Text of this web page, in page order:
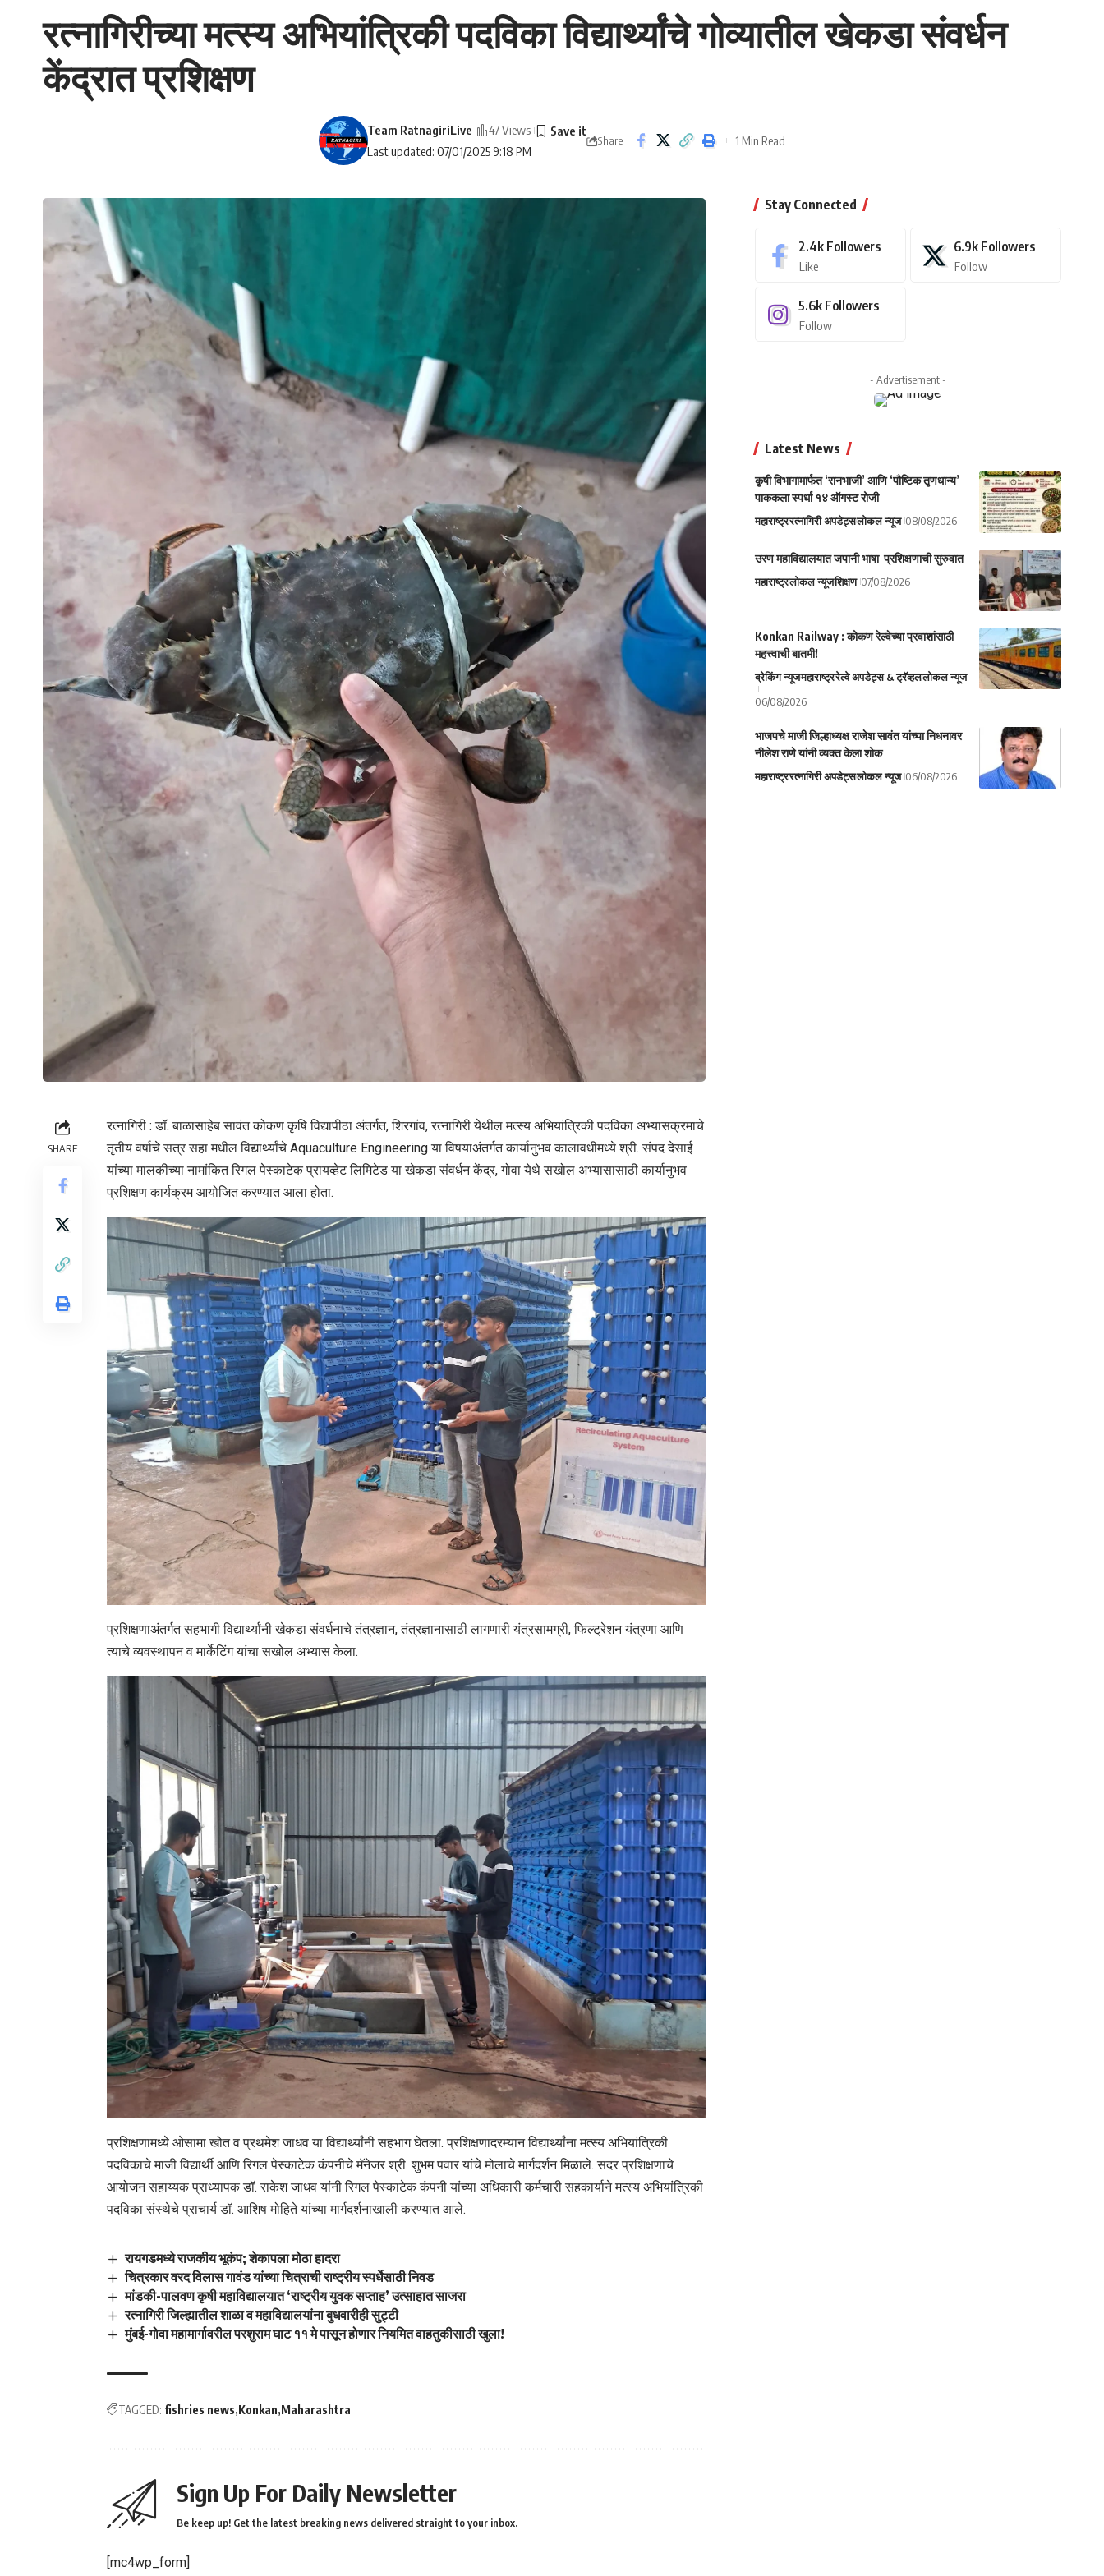
रत्नागिरीच्या मत्स्य अभियांत्रिकी पदविका विद्यार्थ्यांचे गोव्यातील खेकडा संवर्धन
केंद्रात प्रशिक्षण
Last updated: 07/01/2025 9:18 PM
Team RatnagiriLive 47 Views
Share 1 Min Read
SHARE
रत्नागिरी : डॉ. बाळासाहेब सावंत कोकण कृषि विद्यापीठा अंतर्गत, शिरगांव, रत्नागिरी येथील मत्स्य अभियांत्रिकी पदविका अभ्यासक्रमाचे
तृतीय वर्षाचे सत्र सहा मधील विद्यार्थ्यांचे Aquaculture Engineering या विषयाअंतर्गत कार्यानुभव कालावधीमध्ये श्री. संपद देसाई
यांच्या मालकीच्या नामांकित रिगल पेस्काटेक प्रायव्हेट लिमिटेड या खेकडा संवर्धन केंद्र, गोवा येथे सखोल अभ्यासासाठी कार्यानुभव
प्रशिक्षण कार्यक्रम आयोजित करण्यात आला होता.
प्रशिक्षणाअंतर्गत सहभागी विद्यार्थ्यांनी खेकडा संवर्धनाचे तंत्रज्ञान, तंत्रज्ञानासाठी लागणारी यंत्रसामग्री, फिल्ट्रेशन यंत्रणा आणि
त्याचे व्यवस्थापन व मार्केटिंग यांचा सखोल अभ्यास केला.
प्रशिक्षणामध्ये ओसामा खोत व प्रथमेश जाधव या विद्यार्थ्यांनी सहभाग घेतला. प्रशिक्षणादरम्यान विद्यार्थ्यांना मत्स्य अभियांत्रिकी
पदविकाचे माजी विद्यार्थी आणि रिगल पेस्काटेक कंपनीचे मॅनेजर श्री. शुभम पवार यांचे मोलाचे मार्गदर्शन मिळाले. सदर प्रशिक्षणाचे
आयोजन सहाय्यक प्राध्यापक डॉ. राकेश जाधव यांनी रिगल पेस्काटेक कंपनी यांच्या अधिकारी कर्मचारी सहकार्याने मत्स्य अभियांत्रिकी
पदविका संस्थेचे प्राचार्य डॉ. आशिष मोहिते यांच्या मार्गदर्शनाखाली करण्यात आले.
रायगडमध्ये राजकीय भूकंप; शेकापला मोठा हादरा
चित्रकार वरद विलास गावंड यांच्या चित्राची राष्ट्रीय स्पर्धेसाठी निवड
मांडकी-पालवण कृषी महाविद्यालयात ‘राष्ट्रीय युवक सप्ताह’ उत्साहात साजरा
रत्नागिरी जिल्ह्यातील शाळा व महाविद्यालयांना बुधवारीही सुट्टी
मुंबई-गोवा महामार्गावरील परशुराम घाट ११ मे पासून होणार नियमित वाहतुकीसाठी खुला!
TAGGED: fishries news Konkan Maharashtra
Sign Up For Daily Newsletter
Be keep up! Get the latest breaking news delivered straight to your inbox.
[mc4wp_form]
Stay Connected
2.4k Followers
Like
6.9k Followers
Follow
5.6k Followers
Follow
- Advertisement -
Latest News
कृषी विभागामार्फत ‘रानभाजी’ आणि ‘पौष्टिक तृणधान्य’
पाककला स्पर्धा १४ ऑगस्ट रोजी
महाराष्ट्ररत्नागिरी अपडेट्सलोकल न्यूज 08/08/2026
उरण महाविद्यालयात जपानी भाषा प्रशिक्षणाची सुरुवात
महाराष्ट्रलोकल न्यूजशिक्षण 07/08/2026
Konkan Railway : कोकण रेल्वेच्या प्रवाशांसाठी
महत्त्वाची बातमी!
ब्रेकिंग न्यूजमहाराष्ट्ररेल्वे अपडेट्स & ट्रॅव्हललोकल न्यूज
06/08/2026
भाजपचे माजी जिल्हाध्यक्ष राजेश सावंत यांच्या निधनावर
नीलेश राणे यांनी व्यक्त केला शोक
महाराष्ट्ररत्नागिरी अपडेट्सलोकल न्यूज 06/08/2026